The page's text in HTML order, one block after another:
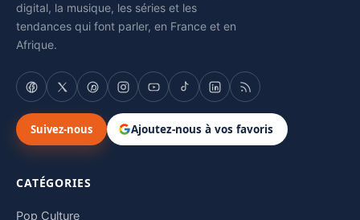
digital, la musique, les séries et les
tendances qui font parler, en France et en
Afrique.
Suivez-nous Ajoutez-nous à vos favoris
CATÉGORIES
Pop Culture